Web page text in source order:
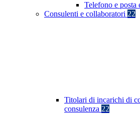
Telefono e posta
Consulenti e collaboratori 22
Titolari di incarichi di
consulenza 22